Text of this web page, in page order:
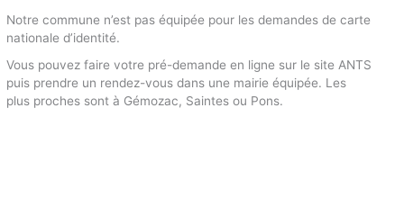
Notre commune n’est pas équipée pour les demandes de carte
nationale d’identité.
Vous pouvez faire votre pré-demande en ligne sur le site ANTS
puis prendre un rendez-vous dans une mairie équipée. Les
plus proches sont à Gémozac, Saintes ou Pons.